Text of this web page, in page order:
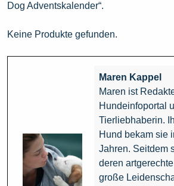
Dog Adventskalender“.
Keine Produkte gefunden.
Maren Kappel
Maren ist
Hundeinfoportal
Tierliebhaberin.
Hund bekam sie
Jahren. Seitdem
deren
große